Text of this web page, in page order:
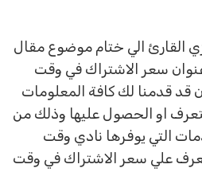
الي ختام موضوع مقال
سعر الاشتراك في وقت
قدمنا لك كافة المعلومات
او الحصول عليها وذلك من
التي يوفرها نادي وقت
علي سعر الاشتراك في وقت